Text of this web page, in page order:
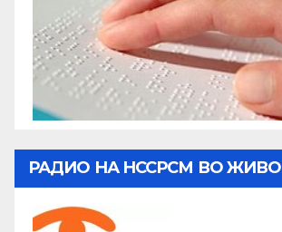
РАДИО НА НССРСМ ВО ЖИВО